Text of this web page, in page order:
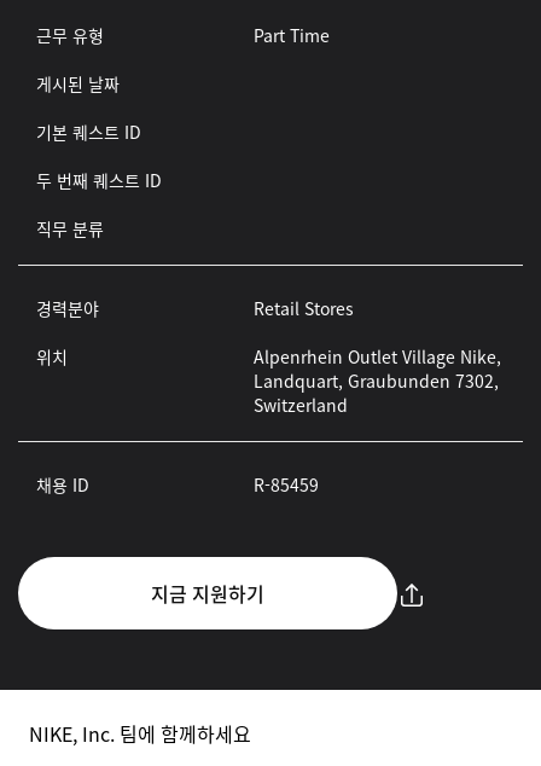
근무 유형
Part Time
게시된 날짜
기본 퀘스트 ID
두 번째 퀘스트 ID
직무 분류
경력분야
Retail Stores
위치
Alpenrhein Outlet Village Nike,
Landquart, Graubunden 7302,
Switzerland
채용 ID R-85459
지금 지원하기
NIKE, Inc. 팀에 함께하세요